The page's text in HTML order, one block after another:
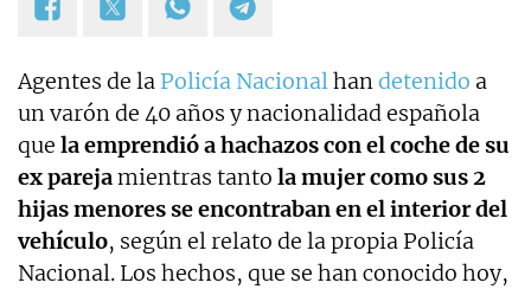
Agentes de la Policía Nacionalhandetenido a
un varón de 40 años y nacionalidad española
que la emprendió a hachazos con el coche de su
ex parejamientras tanto la mujer como sus 2
hijas menores se encontraban en el interior del
vehículo, según el relato de la propia Policía
Nacional. Los hechos, que se han conocido hoy,